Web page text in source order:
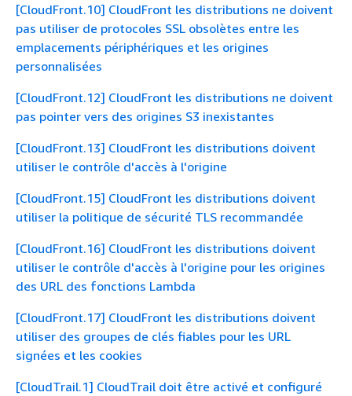
[CloudFront.10] CloudFront les distributions ne doivent
pas utiliser de protocoles SSL obsolètes entre les
emplacements périphériques et les origines
personnalisées
[CloudFront.12] CloudFront les distributions ne doivent
pas pointer vers des origines S3 inexistantes
[CloudFront.13] CloudFront les distributions doivent
utiliser le contrôle d'accès à l'origine
[CloudFront.15] CloudFront les distributions doivent
utiliser la politique de sécurité TLS recommandée
[CloudFront.16] CloudFront les distributions doivent
utiliser le contrôle d'accès à l'origine pour les origines
des URL des fonctions Lambda
[CloudFront.17] CloudFront les distributions doivent
utiliser des groupes de clés fiables pour les URL
signées et les cookies
[CloudTrail.1] CloudTrail doit être activé et configuré